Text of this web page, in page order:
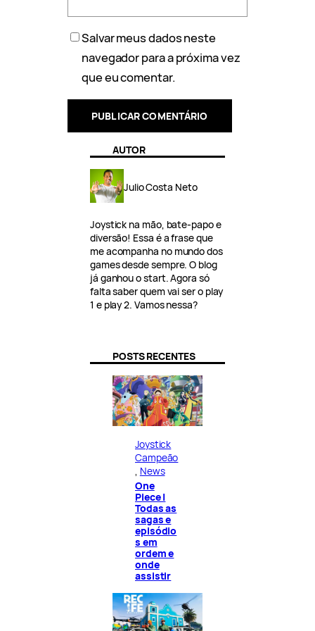
Salvar meus dados neste
navegador para a próxima vez
que eu comentar.
AUTOR
Julio Costa Neto
Joystick na mão, bate-papo e
diversão! Essa é a frase que
me acompanha no mundo dos
games desde sempre. O blog
já ganhou o start. Agora só
falta saber quem vai ser o play
1 e play 2. Vamos nessa?
POSTS RECENTES
Joystick
Campeão
News
One
Piece |
Todas as
sagas e
episódio
s em
ordem e
onde
assistir